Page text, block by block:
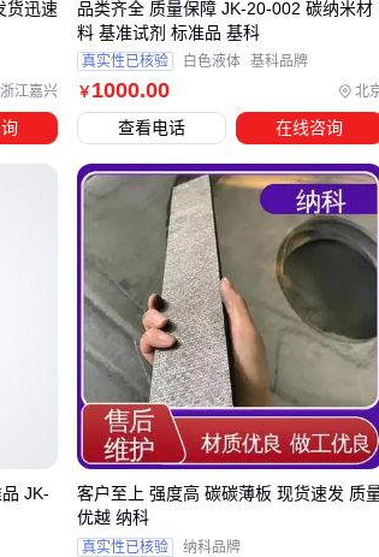
料能否发挥理论性能。
对了，实际效果还是打折扣？
表现不仅取决于材料本身，配套设备的适
如石墨烯在存储时若接触普通空气环境，其
降；而碳纳米管若未经充分分散处理，实际
实验室数据的60%。这些隐性损耗往往在采
氧气和湿气的 惰性气体保护罐
、防静电
材料团聚或氧化
、智能超声分散仪
等设备直接
中的均匀性
、恒温磁力搅拌器
浙江嘉兴
货迅速
￥1000.00 北
品类齐全 质量保障 JK-20-002 碳纳米材
料 基准试剂 标准品 基科
真实性已核验 白色液体 基科品牌
查看电话 在线咨询
JK-
客户至上 强度高 碳碳薄板 现货速发 质
优越 纳科
真实性已核验 纳科品牌